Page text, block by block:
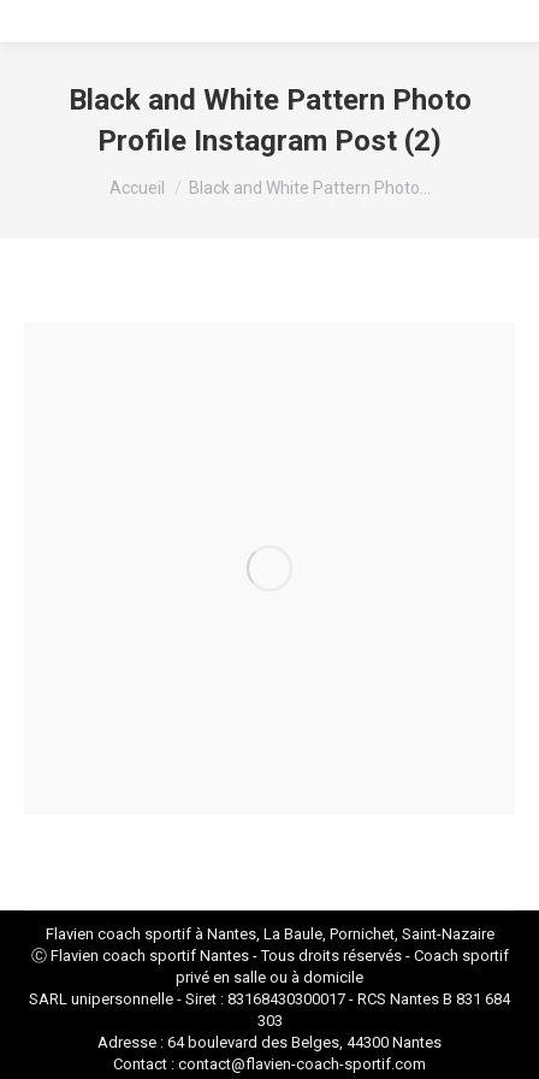
Black and White Pattern Photo
Profile Instagram Post (2)
Vous êtes ici :
Accueil Black and White Pattern Photo…
Flavien coach sportif à Nantes, La Baule, Pornichet, Saint-Nazaire
Ⓒ Flavien coach sportif Nantes- Tous droits réservés - Coach sportif
privé en salle ou à domicile
SARL unipersonnelle - Siret : 83168430300017 - RCS Nantes B 831 684
303
Adresse : 64 boulevard des Belges, 44300 Nantes
Contact : contact@flavien-coach-sportif.com